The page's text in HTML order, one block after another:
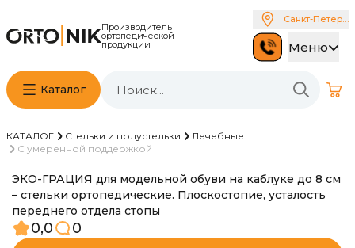
Производитель
ортопедической
продукции
Санкт-
Меню
Каталог
КАТАЛОГ Стельки и полустельки
Лечебные
С умеренной поддержкой
ЭКО-ГРАЦИЯ для модельной обуви на каблуке до 8 см
– стельки ортопедические. Плоскостопие, усталость
переднего отдела стопы
0,0 0